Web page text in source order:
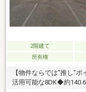
2階建て
所有権
【物件ならでは”推し”
活用可能な8DK◆約